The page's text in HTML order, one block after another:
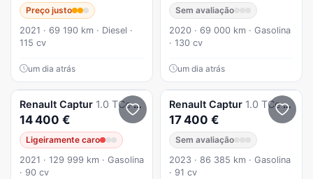
Preço justo
2021 · 69 190 km · Diesel ·
115 cv
um dia atrás
Sem avaliação
2020 · 69 000 km · Gasolina
· 130 cv
um dia atrás
Renault Captur 1.0 TCe Exclusive
14 400 €
Ligeiramente caro
2021 · 129 999 km · Gasolina
· 90 cv
Renault Captur 1.0 TCe Intense
17 400 €
Sem avaliação
2023 · 86 385 km · Gasolina
· 91 cv